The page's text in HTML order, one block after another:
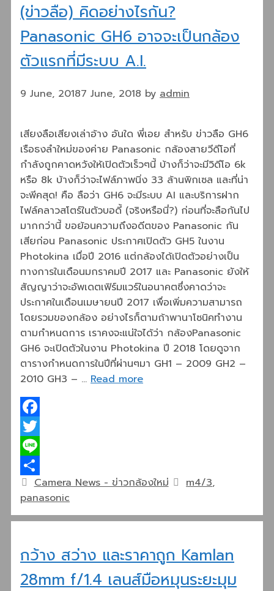
(ข่าวลือ) คิดอย่างไรกัน?
Panasonic GH6 อาจจะเป็นกล้อง
ตัวแรกที่มีระบบ A.I.
9 June, 20187 June, 2018 by admin
เสียงลือเสียงเล่าอ้าง อันใด พี่เอย สำหรับ ข่าวลือ GH6
เรือธงลำใหม่ของค่าย Panasonic กล้องสายวีดีโอที่
กำลังถูกคาดหวังให้เปิดตัวเร็วๆนี้ บ้างก็ว่าจะมีวิดีโอ 6k
หรือ 8k บ้างก็ว่าจะไฟล์ภาพนิ่ง 33 ล้านพิกเซล และที่น่า
จะพีคสุด! คือ ลือว่า GH6 จะมีระบบ AI และบริการฝาก
ไฟล์คลาวสโตร์ในตัวบอดี้ (จริงหรือนี่?) ก่อนที่จะลือกันไป
มากกว่านี้ ขอย้อนความถึงอดีตของ Panasonic กัน
เสียก่อน Panasonic ประกาศเปิดตัว GH5 ในงาน
Photokina เมื่อปี 2016 แต่กล้องได้เปิดตัวอย่างเป็น
ทางการในเดือนมกราคมปี 2017 และ Panasonic ยังให้
สัญญาว่าจะอัพเดตเฟิร์มแวร์ในอนาคตซึ่งคาดว่าจะ
ประกาศในเดือนเมษายนปี 2017 เพื่อเพิ่มความสามารถ
โดยรวมของกล้อง อย่างไรก็ตามถ้าพานาโซนิคทำงาน
ตามกำหนดการ เราคงจะแน่ใจได้ว่า กล้องPanasonic
GH6 จะเปิดตัวในงาน Photokina ปี 2018 โดยดูจาก
ตารางกำหนดการในปีที่ผ่านๆมา GH1 – 2009 GH2 –
2010 GH3 – … Read more
Facebook
Twitter
Line
ShareCategories
Camera News - ข่าวกล้องใหม่ Tags
m4/3,
panasonic
กว้าง สว่าง และราคาถูก Kamlan
28mm f/1.4 เลนส์มือหมุนระยะมุม